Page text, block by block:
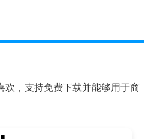
，支持免费下载并能够用于商